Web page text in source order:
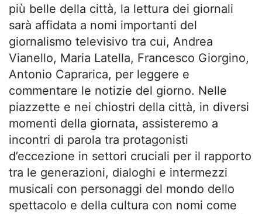
più belle della città, la lettura dei giornali
sarà affidata a nomi importanti del
giornalismo televisivo tra cui, Andrea
Vianello, Maria Latella, Francesco Giorgino,
Antonio Caprarica, per leggere e
commentare le notizie del giorno. Nelle
piazzette e nei chiostri della città, in diversi
momenti della giornata, assisteremo a
incontri di parola tra protagonisti
d’eccezione in settori cruciali per il rapporto
tra le generazioni, dialoghi e intermezzi
musicali con personaggi del mondo dello
spettacolo e della cultura con nomi come